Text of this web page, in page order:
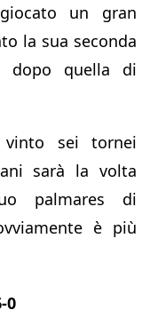
un gran
la sua seconda
dopo quella di
vinto sei tornei
sarà la volta
palmares di
è più
0